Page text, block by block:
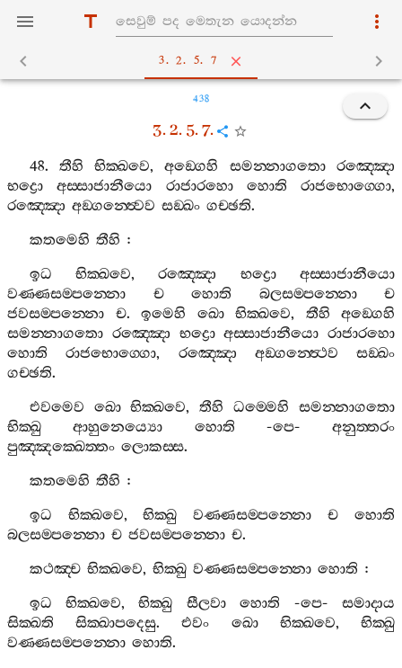
3. 2. 5. 7
438
3. 2. 5. 7.
48. තීහි භික‍්ඛවෙ,අඞ‍්ගෙහි සමන‍්නාගතො
රඤ‍්ඤො
භද්‍රො
අස‍්සාජානීයො රාජාරහො හොති රාජභොග‍්ගො,
රඤ‍්ඤො අඞ‍්ගන‍්ත්‍වෙව සඞ‍්ඛං ගච‍්ඡති.
කතමෙහි තීහි :
ඉධ
භික‍්ඛවෙ,රඤ‍්ඤො භද්‍රො
අස‍්සාජානීයො
වණ‍්ණසම‍්පන‍්නො
ච හොති බලසම‍්පන‍්නො
ච
ජවසම‍්පන‍්නො
ච. ඉමෙහි ඛො භික‍්ඛවෙ, තීහි
අඞ‍්ගෙහි
සමන‍්නාගතො රඤ‍්ඤො භද්‍රො අස‍්සාජානීයො රාජාරහො
හොති
රාජභොග‍්ගො, රඤ‍්ඤො අඞ‍්ගන‍්ත්‍ථෙව
සඞ‍්ඛං
ගච‍්ඡති.
එවමෙව
ඛො භික‍්ඛවෙ,තීහි ධම‍්මෙහි
සමන‍්නාගතො
භික‍්ඛු
ආහුනෙය්‍යො හොති -පෙ- අනුත‍්තරං
පුඤ‍්ඤක‍්ඛෙත‍්තං ලොකස‍්ස.
කතමෙහි තීහි :
ඉධ
භික‍්ඛවෙ,භික‍්ඛු වණ‍්ණසම‍්පන‍්නො ච
හොති
බලසම‍්පන‍්නො ච ජවසම‍්පන‍්නො ච.
කථඤ‍්ච භික‍්ඛවෙ, භික‍්ඛු වණ‍්ණසම‍්පන‍්නො හොති :
ඉධ
භික‍්ඛවෙ,භික‍්ඛු සීලවා හොති -පෙ-සමාදාය
සික‍්ඛති
සික‍්ඛාපදෙසු.එවං ඛො භික‍්ඛවෙ,භික‍්ඛු
වණ‍්ණසම‍්පන‍්නො හොති.